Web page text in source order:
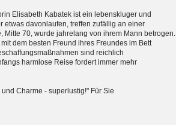
Elisabeth Kabatek ist ein lebenskluger und
etwas davonlaufen, treffen zufällig an einer
70, wurde jahrelang von ihrem Mann betrogen.
dem besten Freund ihres Freundes im Bett
sind reichlich
harmlose Reise fordert immer mehr
Charme - superlustig!" Für Sie